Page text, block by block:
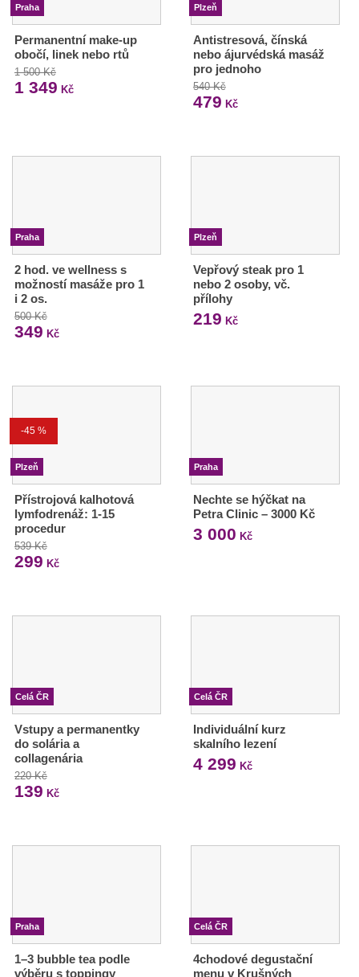
Praha
Permanentní make-up
obočí, linek nebo rtů
1 500 Kč
1 349 Kč
Plzeň
Antistresová, čínská
nebo ájurvédská masáž
pro jednoho
540 Kč
479 Kč
Praha
2 hod. ve wellness s
možností masáže pro 1
i 2 os.
500 Kč
349 Kč
Plzeň
Vepřový steak pro 1
nebo 2 osoby, vč.
přílohy
219 Kč
-45 %
Plzeň
Přístrojová kalhotová
lymfodrenáž: 1-15
procedur
539 Kč
299 Kč
Praha
Nechte se hýčkat na
Petra Clinic – 3000 Kč
3 000 Kč
Celá ČR
Vstupy a permanentky
do solária a
collagenária
220 Kč
139 Kč
Celá ČR
Individuální kurz
skalního lezení
4 299 Kč
Praha
1–3 bubble tea podle
výběru s toppingy
Celá ČR
4chodové degustační
menu v Krušných